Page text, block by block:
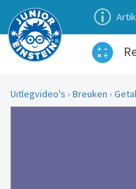
Uitlegvideo's › Breuken ›